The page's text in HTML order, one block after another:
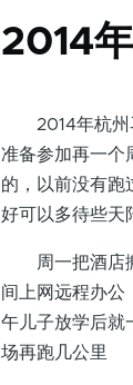
2014
2014年杭州马
准备参加再一个
的，以前没有跑
好可以多待些天
周一把酒店搬
间上网远程办公
午儿子放学后就
场再跑几公里